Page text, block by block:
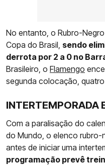
No entanto, o Rubro-
Copa do Brasil, sendo
derrota por 2 a 0 no
Brasileiro, o Flamengo
segunda colocação,
INTERTEMPORADA
Com a paralisação do
do Mundo, o elenco rubro-
antes de iniciar uma
programação prevê